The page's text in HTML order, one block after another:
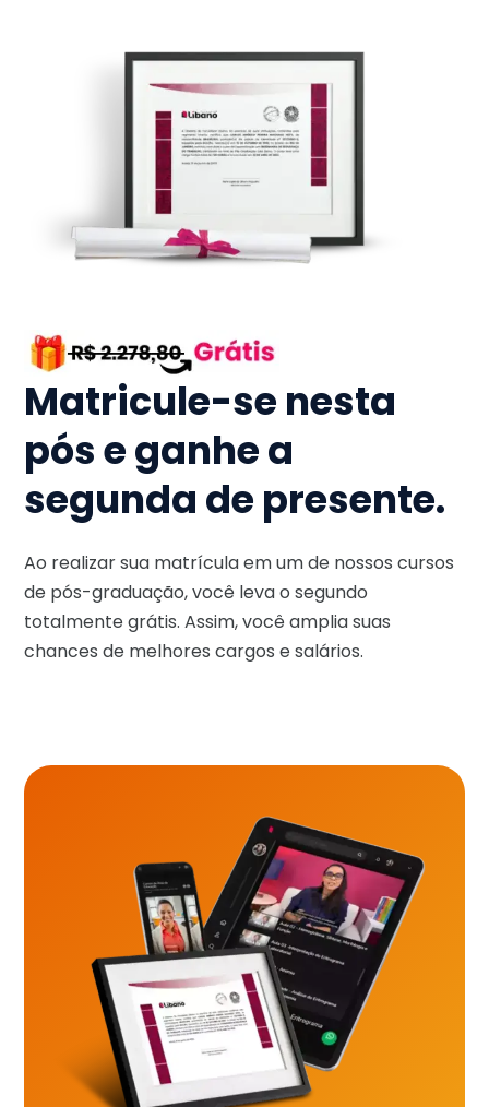
Matricule-se nesta
pós e ganhe a
segunda de presente.
Ao realizar sua matrícula em um de nossos cursos
de pós-graduação, você leva o segundo
totalmente grátis. Assim, você amplia suas
chances de melhores cargos e salários.